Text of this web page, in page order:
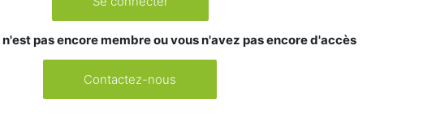
pas encore membre ou vous n'avez pas encore d'accès
Contactez-nous